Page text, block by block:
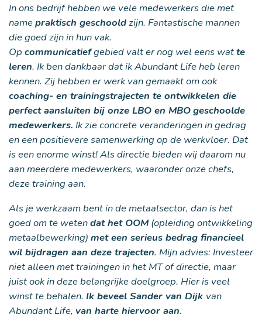
In ons bedrijf hebben we vele medewerkers die met
namepraktisch geschooldzijn. Fantastische mannen
die goed zijn in hun vak.
Op communicatiefgebied valt er nog wel eens watte
leren. Ik ben dankbaar dat ik Abundant Life heb leren
kennen. Zij hebben er werk van gemaakt om ook
coaching- en trainingstrajecten te ontwikkelen die
perfect aansluiten bij onze LBO en MBOgeschoolde
medewerkers. Ik zie concrete veranderingen in gedrag
en een positievere samenwerking op de werkvloer. Dat
is een enorme winst! Als directie bieden wij daarom nu
aan meerdere medewerkers, waaronder onze chefs,
deze training aan.
Als je werkzaam bent in de metaalsector, dan is het
goed om te wetendat het OOM(opleiding ontwikkeling
metaalbewerking) met een serieus bedrag financieel
wil bijdragen aan deze trajecten. Mijn advies: Investeer
niet alleen met trainingen in het MT of directie, maar
juist ook in deze belangrijke doelgroep. Hier is veel
winst te behalen. Ik beveel Sander van Dijk van
Abundant Life, van harte hiervoor aan.